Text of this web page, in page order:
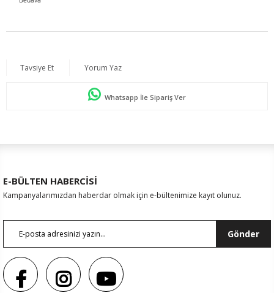
Tavsiye Et Yorum Yaz
Whatsapp İle Sipariş Ver
E-BÜLTEN HABERCİSİ
Kampanyalarımızdan haberdar olmak için e-bültenimize kayıt olunuz.
Gönder